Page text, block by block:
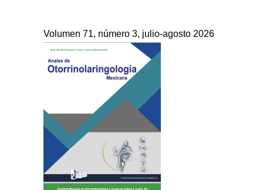
Volumen 71, número 3, julio-agosto 2026